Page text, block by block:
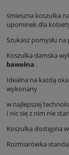
śmieszna koszulka
upominek dla
Szukasz pomysłu
Koszulka damska
bawełna .
Idealna na każdą
wykonany
w najlepszej
I nic się z nim nie
Koszulka dostępna
Rozmiarówka